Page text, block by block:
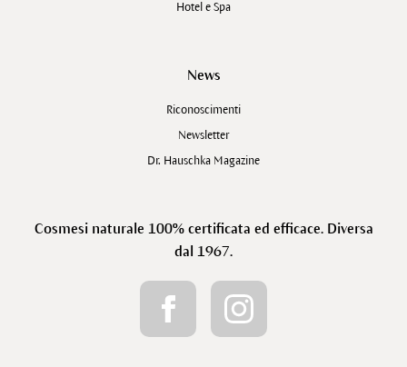
Hotel e Spa
News
Riconoscimenti
Newsletter
Dr. Hauschka Magazine
Cosmesi naturale 100% certificata ed efficace. Diversa
dal 1967.